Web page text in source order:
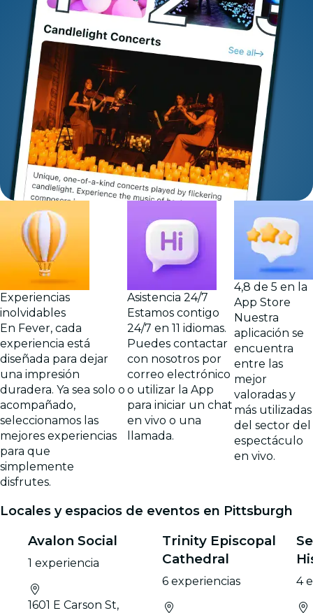
Experiencias
inolvidables
En Fever, cada
experiencia está
diseñada para dejar
una impresión
duradera. Ya sea solo o
acompañado,
seleccionamos las
mejores experiencias
para que
simplemente
disfrutes.
Asistencia 24/7
Estamos contigo
24/7 en 11 idiomas.
Puedes contactar
con nosotros por
correo electrónico
o utilizar la App
para iniciar un chat
en vivo o una
llamada.
4,8 de 5 en la
App Store
Nuestra
aplicación se
encuentra
entre las
mejor
valoradas y
más utilizadas
del sector del
espectáculo
en vivo.
Locales y espacios de eventos en Pittsburgh
Avalon Social
1 experiencia
1601 E Carson St,
Trinity Episcopal
Cathedral
6 experiencias 4